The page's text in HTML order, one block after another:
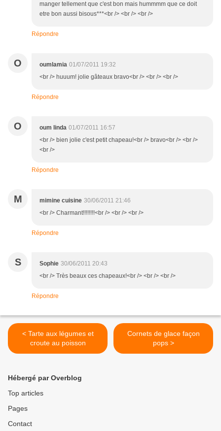
manger tellement que c'est bon mais hummmm que ce doit
etre bon aussi bisous***<br /> <br /> <br />
Répondre
O oumlamia 01/07/2011 19:32
<br /> huuum! jolie gâteaux bravo<br /> <br /> <br />
Répondre
O oum linda 01/07/2011 16:57
<br /> bien jolie c'est petit chapeau!<br /> bravo<br /> <br />
<br />
Répondre
M mimine cuisine 30/06/2011 21:46
<br /> Charmant!!!!!!!!<br /> <br /> <br />
Répondre
S Sophie 30/06/2011 20:43
<br /> Très beaux ces chapeaux!<br /> <br /> <br />
Répondre
< Tarte aux légumes et
croute au poisson
Cornets de glace façon
pops >
Hébergé par Overblog
Top articles
Pages
Contact